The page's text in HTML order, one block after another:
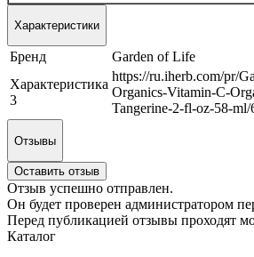
Характеристики
Бренд
Garden of Life
Характеристика
3
https://ru.iherb.com/pr/
Organics-Vitamin-C-
Tangerine-2-fl-oz-58-ml/
Отзывы
Оставить отзыв
Отзыв успешно отправлен.
Он будет проверен администратором
Перед публикацией отзывы проходят
Каталог